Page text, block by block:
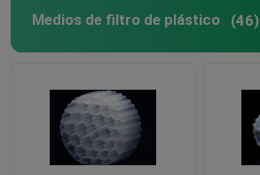
Portador de MBBR
tratamiento de aguas del mbbr
Medios de filtro de plástico (46)